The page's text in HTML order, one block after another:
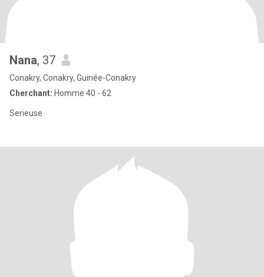
Nana, 37
Conakry, Conakry, Guinée-Conakry
Cherchant: Homme 40 - 62
Serieuse